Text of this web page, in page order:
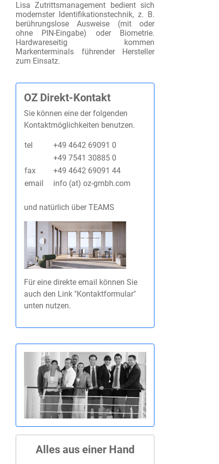
Alles aus einer Hand
Lisa Zutrittsmanagement bedient sich
modernster Identifikationstechnik, z. B.
berührungslose Ausweise (mit oder
ohne PIN-Eingabe) oder Biometrie.
Hardwareseitig kommen
Markenterminals führender Hersteller
zum Einsatz.
OZ Direkt-Kontakt
Sie können eine der folgenden
Kontaktmöglichkeiten benutzen.
tel
+49 4642 69091 0
+49 7541 30885 0
fax
+49 4642 69091 44
email
info (at) oz-gmbh.com
und natürlich über TEAMS
Für eine direkte email können Sie
auch den Link "Kontaktformular"
unten nutzen.